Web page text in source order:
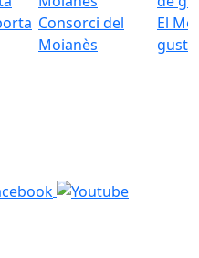
Consorci del
Moianès
El
gust